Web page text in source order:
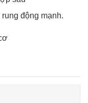
động mạnh.